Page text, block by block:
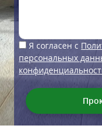
Я согласен с
персональных